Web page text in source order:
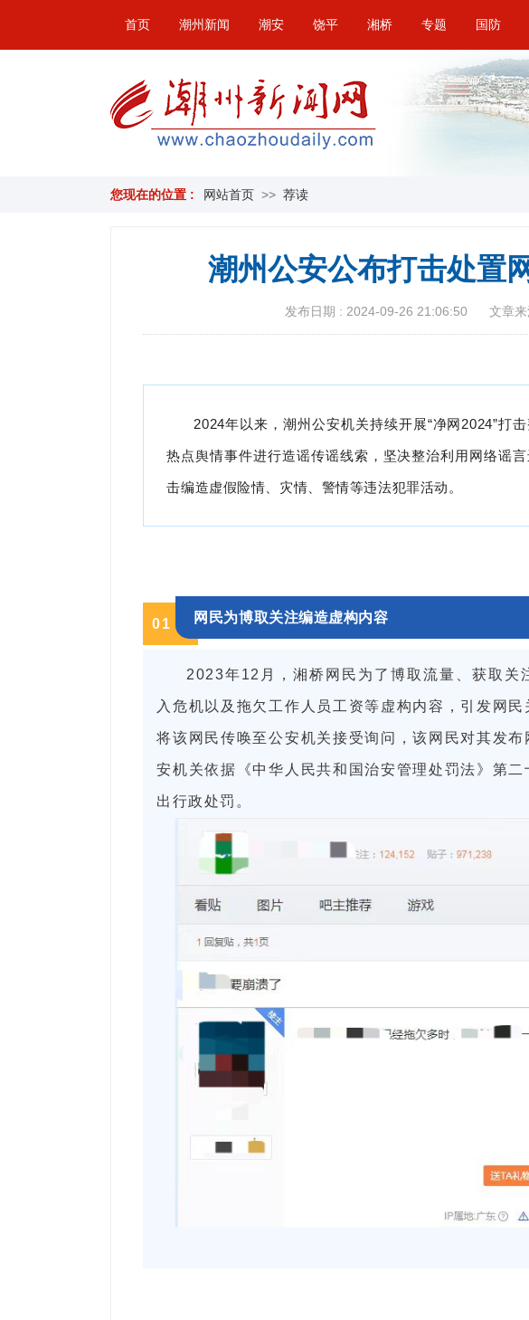
首页 潮州新闻 潮安 饶平 湘桥 专题 国防
您现在的位置 : 网站首页 >> 荐读
潮州公安公布打击处置
发布日期 : 2024-09-26 21:06:50 文章
2024年以来，潮州公安机关持续开展“净网2024”打
热点舆情事件进行造谣传谣线索，坚决整治利用网络谣
击编造虚假险情、灾情、警情等违法犯罪活动。
01 网民为博取关注编造虚构内容
2023年12月，湘桥网民为了博取流量、获取关
入危机以及拖欠工作人员工资等虚构内容，引发网
将该网民传唤至公安机关接受询问，该网民对其发
安机关依据《中华人民共和国治安管理处罚法》第
出行政处罚 。